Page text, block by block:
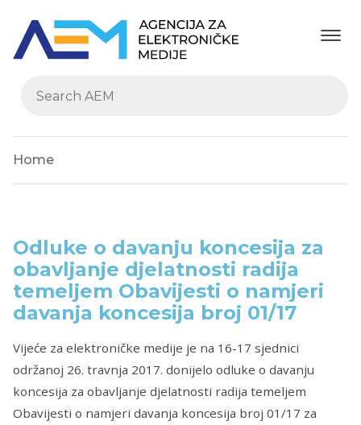
Home
Odluke o davanju koncesija za
obavljanje djelatnosti radija
temeljem Obavijesti o namjeri
davanja koncesija broj 01/17
Vijeće za elektroničke medije je na 16-17 sjednici
održanoj 26. travnja 2017. donijelo odluke o davanju
koncesija za obavljanje djelatnosti radija temeljem
Obavijesti o namjeri davanja koncesija broj 01/17 za